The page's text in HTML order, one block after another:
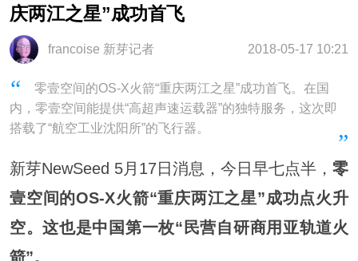
庆两江之星”成功首飞
2018-05-17 10:21
francoise 新芽记者
零壹空间的OS-X火箭“重庆两江之星”成功首飞。在国
内，零壹空间能提供“高超声速运载器”的独特服务，这次即
搭载了“航空工业沈阳所”的飞行器。
新芽NewSeed 5月17日消息，今日早七点半，零
壹空间的OS-X火箭“重庆两江之星”成功点火升
空。这也是中国第一枚“民营自研商用亚轨道火
箭”。